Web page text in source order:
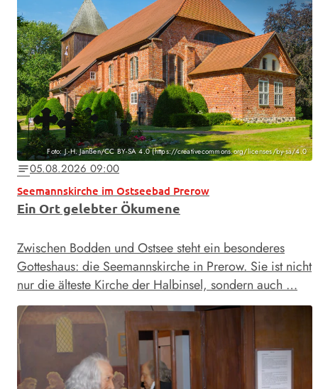
Foto: J.-H. Janßen/CC BY-SA 4.0 (https://creativecommons.org/licenses/by-sa/4.0
notes05.08.2026 09:00
Seemannskirche im Ostseebad Prerow
Ein Ort gelebter Ökumene
Zwischen Bodden und Ostsee steht ein besonderes
Gotteshaus: die Seemannskirche in Prerow. Sie ist nicht
nur die älteste Kirche der Halbinsel, sondern auch …